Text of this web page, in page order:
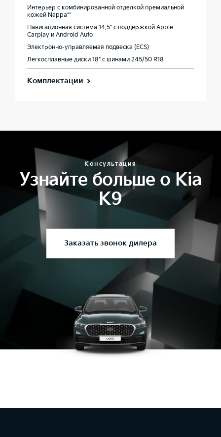
Интерьер с комбинированной отделкой премиальной
кожей Nappa**
Навигационная система 14,5'' с поддержкой Apple
Carplay и Android Auto
Электронно-управляемая подвеска (ECS)
Легкосплавные диски 18" с шинами 245/50 R18
Комплектации
Консультация
Узнайте больше о Kia
K9
Заказать звонок дилера